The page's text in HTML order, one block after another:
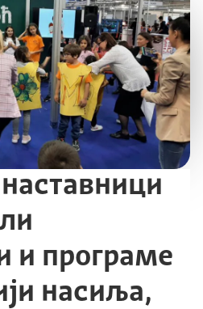
и програме
насиља,